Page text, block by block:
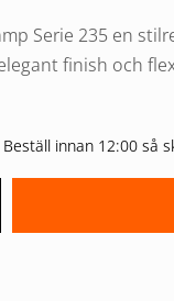
Serie 235 en
finish och
innan 12:00 så